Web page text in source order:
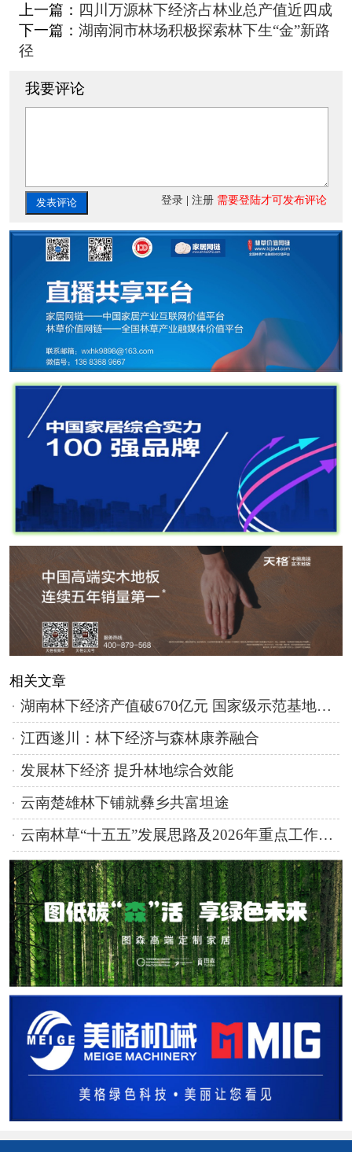
上一篇： 四川万源林下经济占林业总产值近四成
下一篇： 湖南洞市林场积极探索林下生“金”新路
径
我要评论
发表评论 登录 |注册 需要登陆才可发布评论
相关文章
湖南林下经济产值破670亿元 国家级示范基地数量全国第一
江西遂川：林下经济与森林康养融合
发展林下经济 提升林地综合效能
云南楚雄林下铺就彝乡共富坦途
云南林草“十五五”发展思路及2026年重点工作任务明确